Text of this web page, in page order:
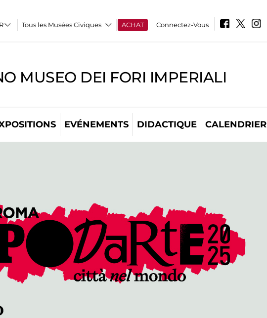
Tous les Musées Civiques ACHAT Connectez-Vous
MUSEO DEI FORI IMPERIALI
EVÉNEMENTS DIDACTIQUE CALENDRIER